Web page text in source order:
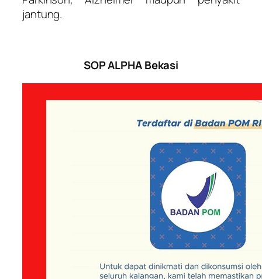
jantung.
SOP ALPHA Bekasi